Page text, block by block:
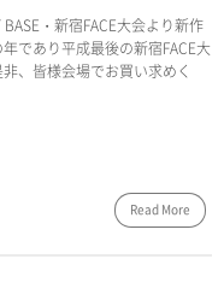
・新宿FACE大会より新作
であり平成最後の新宿FACE大
、皆様会場でお買い求めく
Read More